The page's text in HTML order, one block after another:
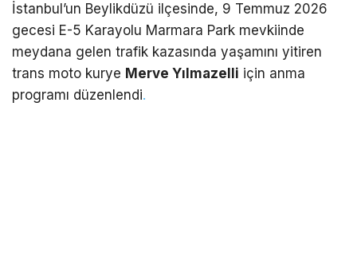
İstanbul’un Beylikdüzü ilçesinde, 9 Temmuz 2026
gecesi E-5 Karayolu Marmara Park mevkiinde
meydana gelen trafik kazasında yaşamını yitiren
trans moto kurye Merve Yılmazelli için anma
programı düzenlendi.